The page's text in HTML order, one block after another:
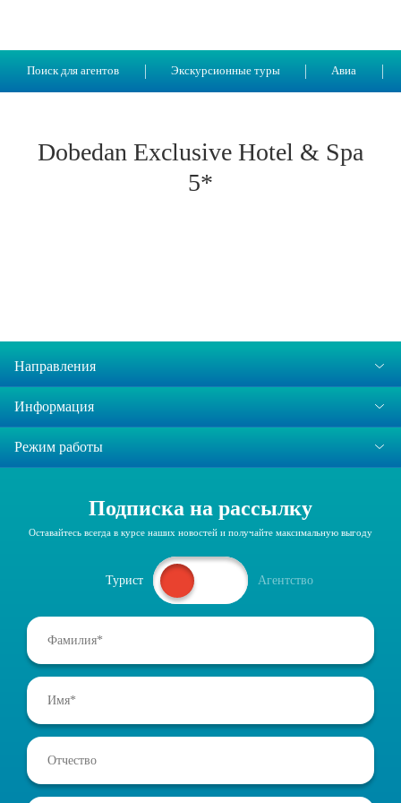
Поиск для агентов Экскурсионные туры Авиа
Dobedan Exclusive Hotel & Spa
5*
Направления
Информация
Режим работы
Подписка на рассылку
Оставайтесь всегда в курсе наших новостей и получайте максимальную выгоду
Турист Агентство